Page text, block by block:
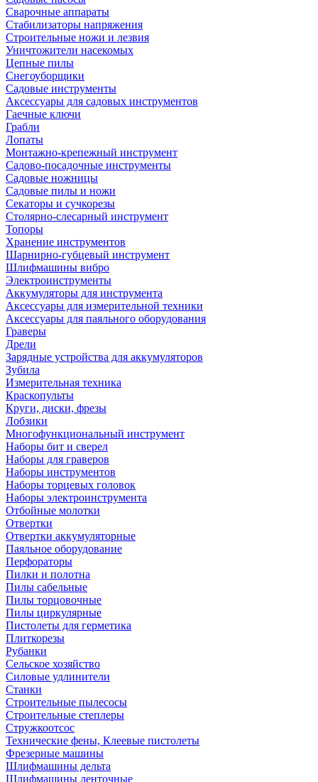
Сварочные аппараты
Стабилизаторы напряжения
Строительные ножи и лезвия
Уничтожители насекомых
Цепные пилы
Снегоуборщики
Садовые инструменты
Аксессуары для садовых инструментов
Гаечные ключи
Грабли
Лопаты
Монтажно-крепежный инструмент
Садово-посадочные инструменты
Садовые ножницы
Садовые пилы и ножи
Секаторы и сучкорезы
Столярно-слесарный инструмент
Топоры
Хранение инструментов
Шарнирно-губцевый инструмент
Шлифмашины вибро
Электроинструменты
Аккумуляторы для инструмента
Аксессуары для измерительной техники
Аксессуары для паяльного оборудования
Граверы
Дрели
Зарядные устройства для аккумуляторов
Зубила
Измерительная техника
Краскопульты
Круги, диски, фрезы
Лобзики
Многофункциональный инструмент
Наборы бит и сверел
Наборы для граверов
Наборы инструментов
Наборы торцевых головок
Наборы электроинструмента
Отбойные молотки
Отвертки
Отвертки аккумуляторные
Паяльное оборудование
Перфораторы
Пилки и полотна
Пилы сабельные
Пилы торцовочные
Пилы циркулярные
Пистолеты для герметика
Плиткорезы
Рубанки
Сельское хозяйство
Силовые удлинители
Станки
Строительные пылесосы
Строительные степлеры
Стружкоотсос
Технические фены, Клеевые пистолеты
Фрезерные машины
Шлифмашины дельта
Шлифмашины ленточные